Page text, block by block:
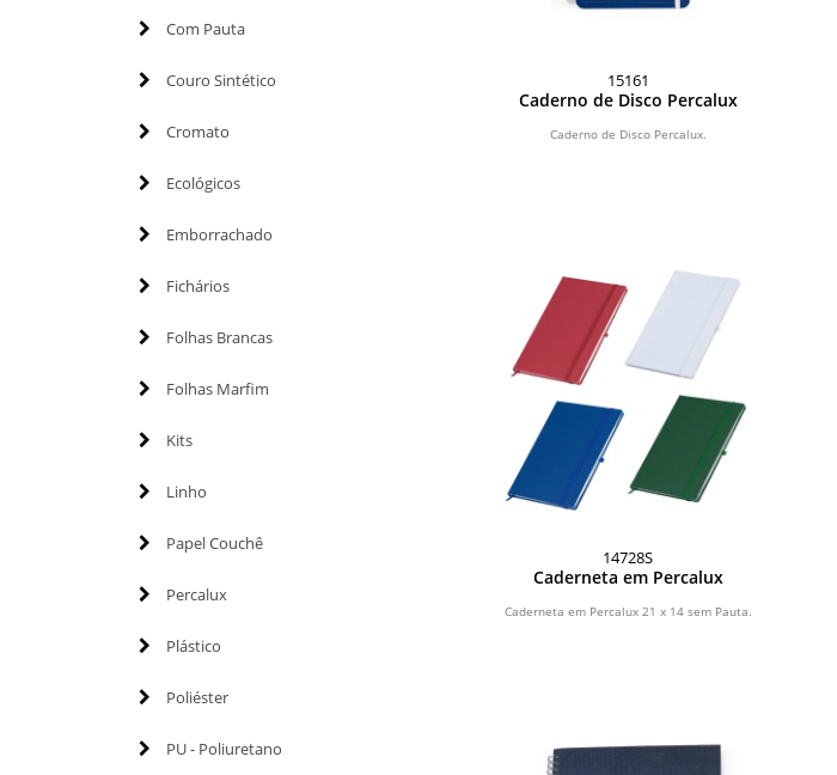
Com Pauta
Couro Sintético
Cromato
Ecológicos
Emborrachado
Fichários
Folhas Brancas
Folhas Marfim
Kits
Linho
Papel Couchê
Percalux
Plástico
Poliéster
PU - Poliuretano
15161
Caderno de Disco Percalux
Caderno de Disco Percalux.
14728S
Caderneta em Percalux
Caderneta em Percalux 21 x 14 sem Pauta.